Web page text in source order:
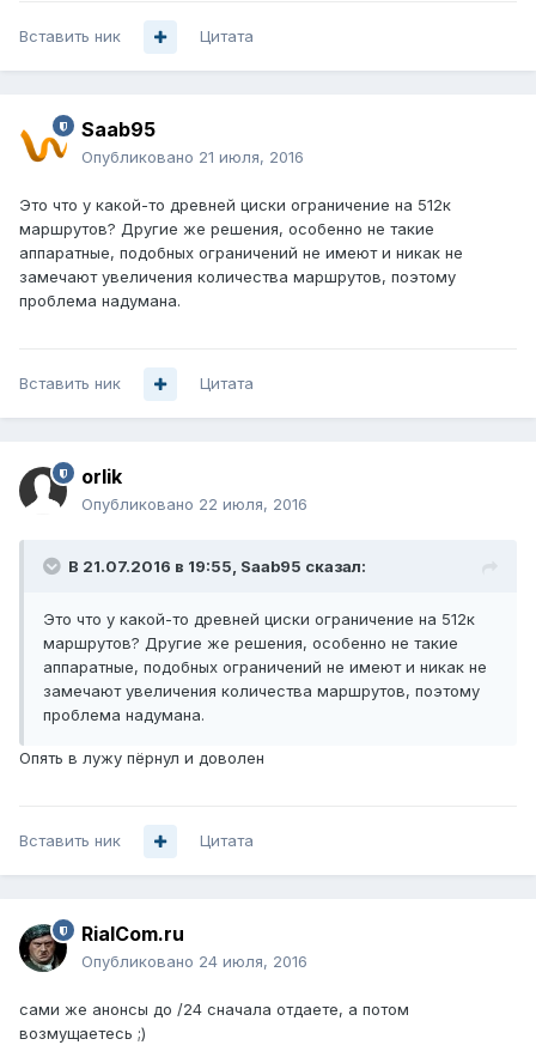
Вставить ник Цитата
Saab95
Опубликовано 21 июля, 2016
Это что у какой-то древней циски ограничение на 512к
маршрутов? Другие же решения, особенно не такие
аппаратные, подобных ограничений не имеют и никак не
замечают увеличения количества маршрутов, поэтому
проблема надумана.
Вставить ник Цитата
orlik
Опубликовано 22 июля, 2016
В 21.07.2016 в 19:55, Saab95 сказал:
Это что у какой-то древней циски ограничение на 512к
маршрутов? Другие же решения, особенно не такие
аппаратные, подобных ограничений не имеют и никак не
замечают увеличения количества маршрутов, поэтому
проблема надумана.
Опять в лужу пёрнул и доволен
Вставить ник Цитата
RialCom.ru
Опубликовано 24 июля, 2016
сами же анонсы до /24 сначала отдаете, а потом
возмущаетесь ;)